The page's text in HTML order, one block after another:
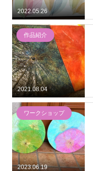
2022.05.26
作品紹介
2021.08.04
ワークショップ
2023.06.19